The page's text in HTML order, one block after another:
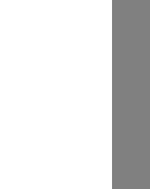
et
en